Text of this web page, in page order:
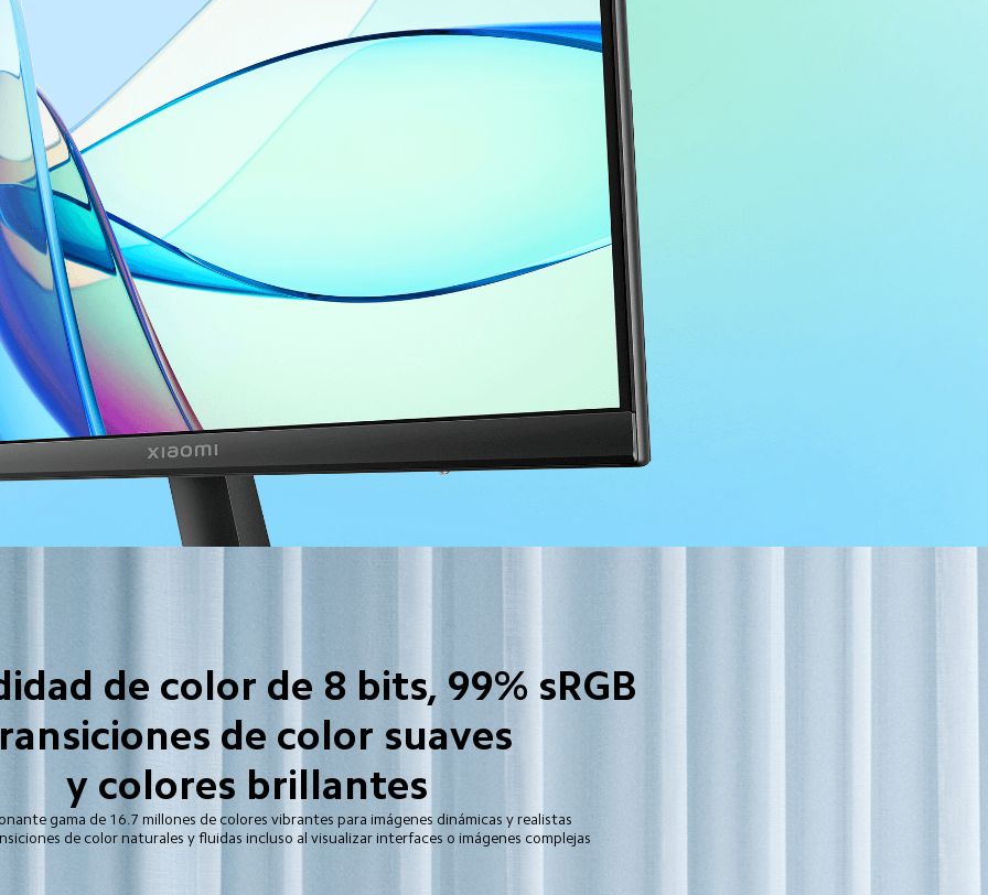
de color de 8 bits, 99% sRGB
de color suaves
y colores brillantes
gama de 16.7 millones de colores vibrantes para imágenes dinámicas y realistas
de color naturales y fluidas incluso al visualizar interfaces o imágenes complejas